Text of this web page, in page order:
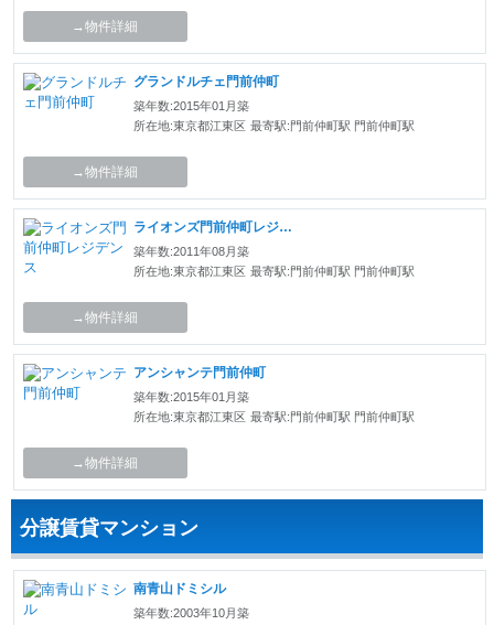
→物件詳細
グランドルチェ門前仲町
築年数:2015年01月築
所在地:東京都江東区 最寄駅:門前仲町駅 門前仲町駅
→物件詳細
ライオンズ門前仲町レジデンス
築年数:2011年08月築
所在地:東京都江東区 最寄駅:門前仲町駅 門前仲町駅
→物件詳細
アンシャンテ門前仲町
築年数:2015年01月築
所在地:東京都江東区 最寄駅:門前仲町駅 門前仲町駅
→物件詳細
分譲賃貸マンション
南青山ドミシル
築年数:2003年10月築